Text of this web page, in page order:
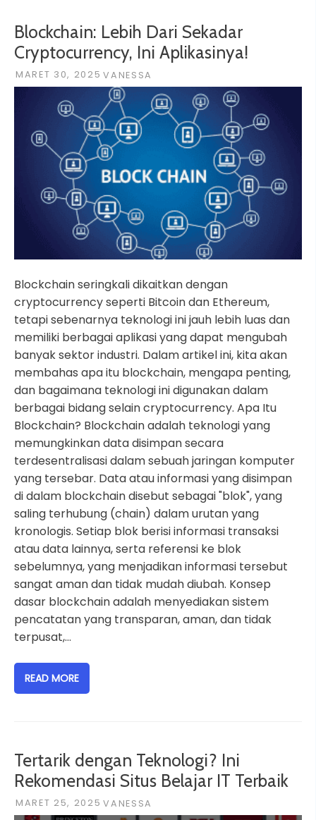
Blockchain: Lebih Dari Sekadar
Cryptocurrency, Ini Aplikasinya!
MARET 30, 2025 VANESSA
Blockchain seringkali dikaitkan dengan
cryptocurrency seperti Bitcoin dan Ethereum,
tetapi sebenarnya teknologi ini jauh lebih luas dan
memiliki berbagai aplikasi yang dapat mengubah
banyak sektor industri. Dalam artikel ini, kita akan
membahas apa itu blockchain, mengapa penting,
dan bagaimana teknologi ini digunakan dalam
berbagai bidang selain cryptocurrency. Apa Itu
Blockchain? Blockchain adalah teknologi yang
memungkinkan data disimpan secara
terdesentralisasi dalam sebuah jaringan komputer
yang tersebar. Data atau informasi yang disimpan
di dalam blockchain disebut sebagai "blok", yang
saling terhubung (chain) dalam urutan yang
kronologis. Setiap blok berisi informasi transaksi
atau data lainnya, serta referensi ke blok
sebelumnya, yang menjadikan informasi tersebut
sangat aman dan tidak mudah diubah. Konsep
dasar blockchain adalah menyediakan sistem
pencatatan yang transparan, aman, dan tidak
terpusat,…
READ MORE
Tertarik dengan Teknologi? Ini
Rekomendasi Situs Belajar IT Terbaik
MARET 25, 2025 VANESSA